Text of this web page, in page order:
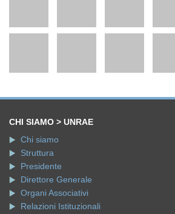
CHI SIAMO > UNRAE
Chi siamo
Struttura
Presidente
Direttore Generale
Organi Associativi
Relazioni Istituzionali